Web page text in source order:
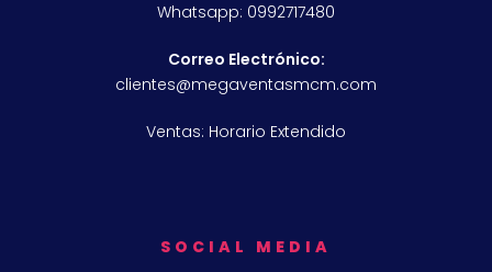
Whatsapp: 0992717480
Correo Electrónico:
clientes@megaventasmcm.com
Ventas: Horario Extendido
SOCIAL MEDIA